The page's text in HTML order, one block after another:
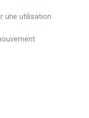
une utilisation